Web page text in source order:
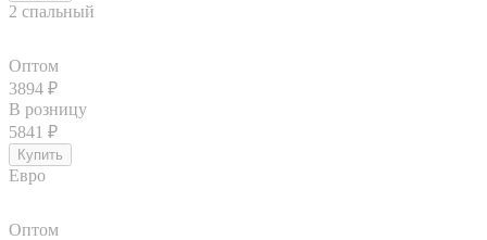
2 спальный
Оптом
3894 ₽
В розницу
5841 ₽
Евро
Оптом